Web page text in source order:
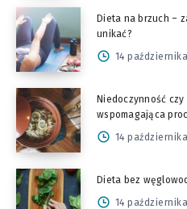
Dieta na brzuch –
unikać?
14
Niedoczynność
wspomagająca
14
Dieta bez
14